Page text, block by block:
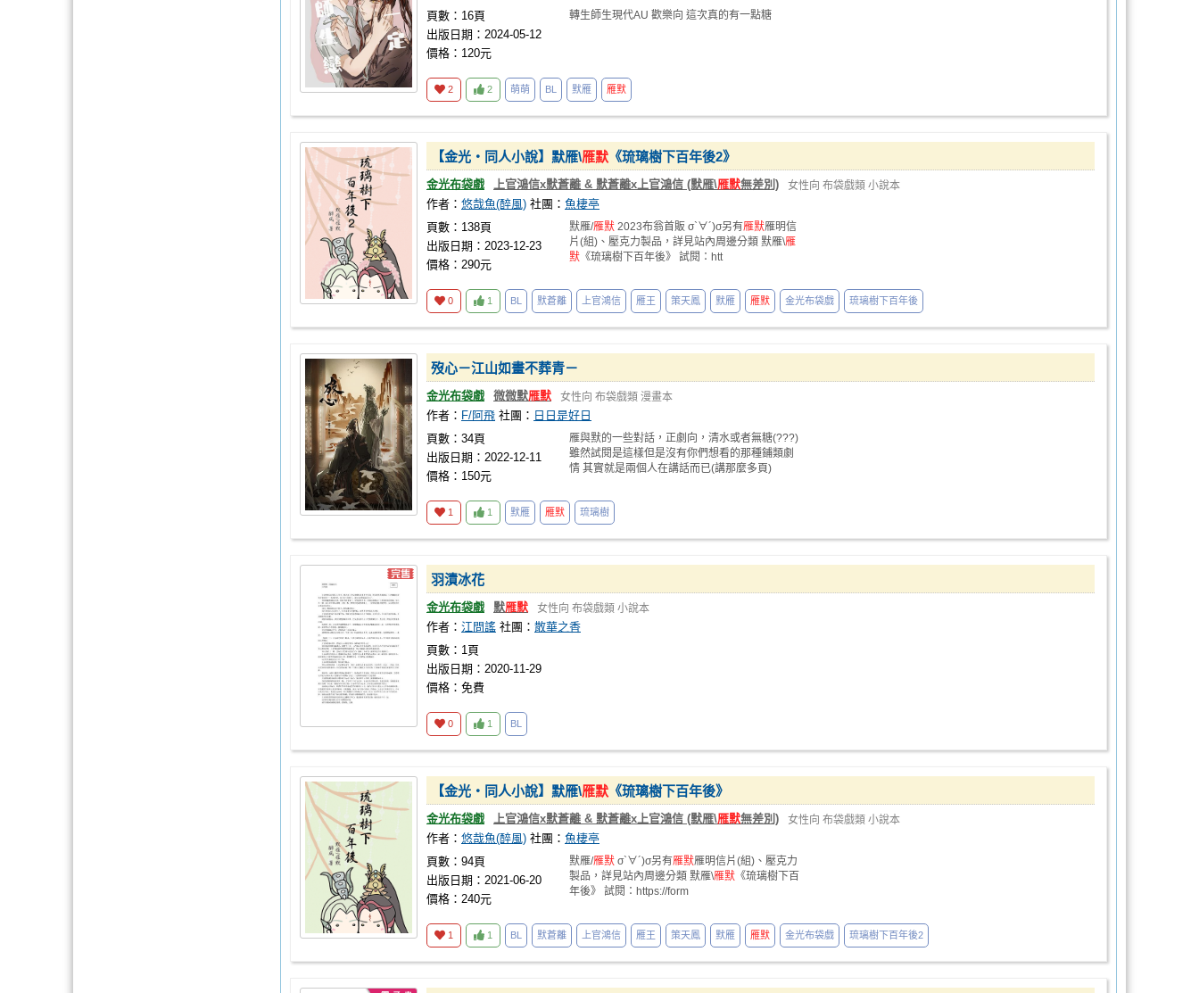
頁數：16頁
出版日期：2024-05-12
價格：120元
轉生師生現代AU 歡樂向 這次真的有一點糖
2 2 萌萌 BL 默雁 雁默
【金光‧同人小說】默雁\雁默 《琉璃樹下百年後2》
金光布袋戲 上官鴻信x默蒼離 & 默蒼離x上官鴻信 (默雁\雁默無差別) 女性向 布袋戲類 小說本
作者： 悠哉魚(醉風) 社團： 魚棲亭
頁數：138頁
出版日期：2023-12-23
價格：290元
默雁/雁默 2023布翁首販 σ`∀´)σ另有雁默雁明信
片(組)、壓克力製品，詳見站內周邊分類 默雁\雁
默 《琉璃樹下百年後》 試閱：htt
0 1 BL 默蒼離 上官鴻信 雁王 策天鳳 默雁 雁默 金光布袋戲 琉璃樹下百年後
歿心－江山如畫不葬青－
金光布袋戲 微微默雁默 女性向 布袋戲類 漫畫本
作者： F/阿飛 社團： 日日是好日
頁數：34頁
出版日期：2022-12-11
價格：150元
雁與默的一些對話，正劇向，清水或者無糖(???)
雖然試閱是這樣但是沒有你們想看的那種鋪類劇
情 其實就是兩個人在講話而已(講那麼多頁)
1 1 默雁 雁默 琉璃樹
羽漬冰花
金光布袋戲 默雁默 女性向 布袋戲類 小說本
作者： 江問謠 社團： 散華之香
頁數：1頁
出版日期：2020-11-29
價格：免費
0 1 BL
【金光‧同人小說】默雁\雁默 《琉璃樹下百年後》
金光布袋戲 上官鴻信x默蒼離 & 默蒼離x上官鴻信 (默雁\雁默無差別) 女性向 布袋戲類 小說本
作者： 悠哉魚(醉風) 社團： 魚棲亭
頁數：94頁
出版日期：2021-06-20
價格：240元
默雁/雁默 σ`∀´)σ另有雁默雁明信片(組)、壓克力
製品，詳見站內周邊分類 默雁\雁默 《琉璃樹下百
年後》 試閱：https://form
1 1 BL 默蒼離 上官鴻信 雁王 策天鳳 默雁 雁默 金光布袋戲 琉璃樹下百年後2